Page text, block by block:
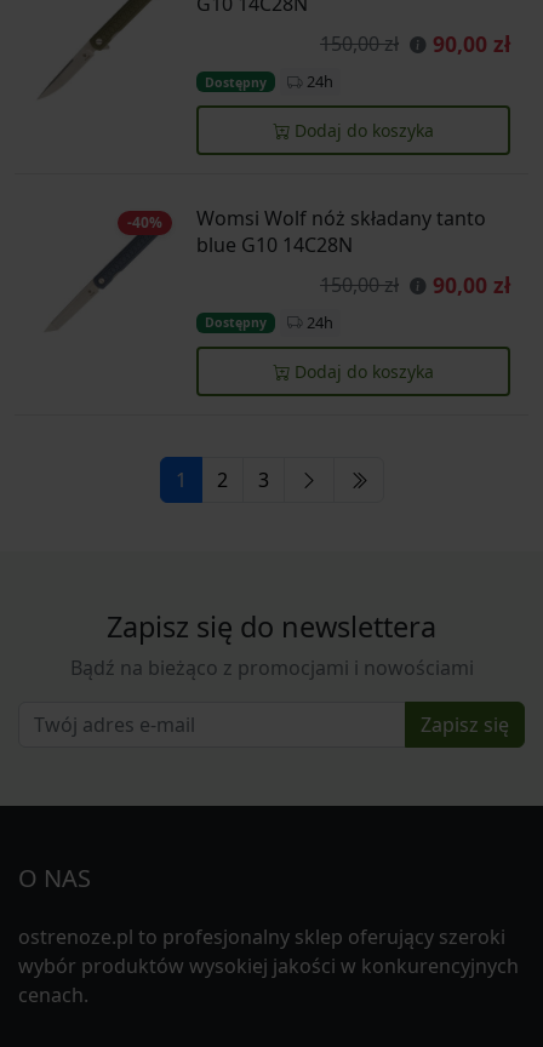
150,00 zł
90,00 zł
Dostępny 24h
Dodaj do koszyka
-40%
Womsi Wolf nóż składany tanto
blue G10 14C28N
150,00 zł
90,00 zł
Dostępny 24h
Dodaj do koszyka
1 2 3
Zapisz się do newslettera
Bądź na bieżąco z promocjami i nowościami
Zapisz się
O NAS
ostrenoze.pl to profesjonalny sklep oferujący szeroki
wybór produktów wysokiej jakości w konkurencyjnych
cenach.